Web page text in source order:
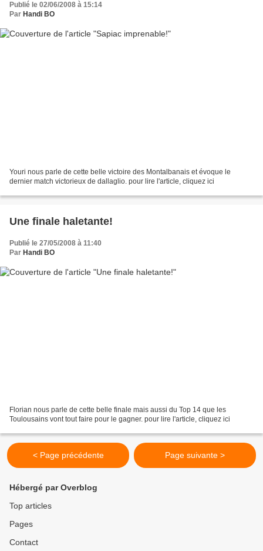
Publié le 02/06/2008 à 15:14
Par Handi BO
Youri nous parle de cette belle victoire des Montalbanais et évoque le
dernier match victorieux de dallaglio. pour lire l'article, cliquez ici
Une finale haletante!
Publié le 27/05/2008 à 11:40
Par Handi BO
Florian nous parle de cette belle finale mais aussi du Top 14 que les
Toulousains vont tout faire pour le gagner. pour lire l'article, cliquez ici
< Page précédente Page suivante >
Hébergé par Overblog
Top articles
Pages
Contact